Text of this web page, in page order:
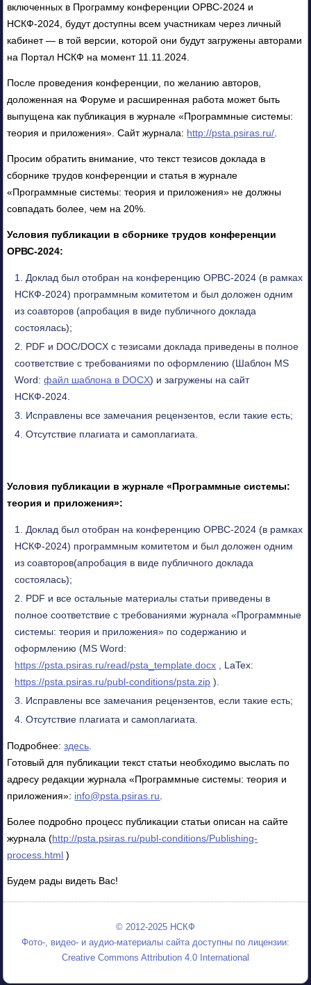
включенных в Программу конференции ОРВС-2024 и
НСКФ-2024, будут доступны всем участникам через личный
кабинет — в той версии, которой они будут загружены авторами
на Портал НСКФ на момент 11.11.2024.
После проведения конференции, по желанию авторов,
доложенная на Форуме и расширенная работа может быть
выпущена как публикация в журнале «Программные системы:
теория и приложения». Сайт журнала: http://psta.psiras.ru/
Просим обратить внимание, что текст тезисов доклада в
сборнике трудов конференции и статья в журнале
«Программные системы: теория и приложения» не должны
совпадать более, чем на 20%.
Условия публикации в сборнике трудов конференции
ОРВС-2024:
Доклад был отобран на конференцию ОРВС-2024 (в рамках
НСКФ-2024) программным комитетом и был доложен одним
из соавторов (апробация в виде публичного доклада
состоялась);
PDF и DOC/DOCX с тезисами доклада приведены в полное
соответствие с требованиями по оформлению (Шаблон MS
Word:файл шаблона в DOCX) и загружены на сайт
НСКФ-2024.
Исправлены все замечания рецензентов, если такие есть;
Отсутствие плагиата и самоплагиата.
Условия публикации в журнале«Программные системы:
теория и приложения»:
Доклад был отобран на конференцию ОРВС-2024 (в рамках
НСКФ-2024) программным комитетом и был доложен одним
из соавторов(апробация в виде публичного доклада
состоялась);
PDF и все остальные материалы статьи приведены в
полное соответствие с требованиями журнала «Программные
системы: теория и приложения» по содержанию и
оформлению (MS Word:
https://psta.psiras.ru/read/psta_template.docx , LaTex:
https://psta.psiras.ru/publ-conditions/psta.zip ).
Исправлены все замечания рецензентов, если такие есть;
Отсутствие плагиата и самоплагиата.
Подробнее:здесь
Готовый для публикации текст статьи необходимо выслать по
адресу редакции журнала «Программные системы: теория и
приложения»: info@psta.psiras.ru
Более подробно процесс публикации статьи описан на сайте
журнала (http://psta.psiras.ru/publ-conditions/Publishing-
process.html )
Будем рады видеть Вас!
© 2012-2025 НСКФ
Фото-, видео- и аудио-материалы сайта доступны по лицензии:
Creative Commons Attribution 4.0 International